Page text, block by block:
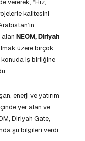
vererek, “Hız,
kalitesini
alan NEOM, Diriyah
üzere birçok
iş birliğine
enerji ve yatırım
yer alan ve
Diriyah Gate,
şu bilgileri verdi: